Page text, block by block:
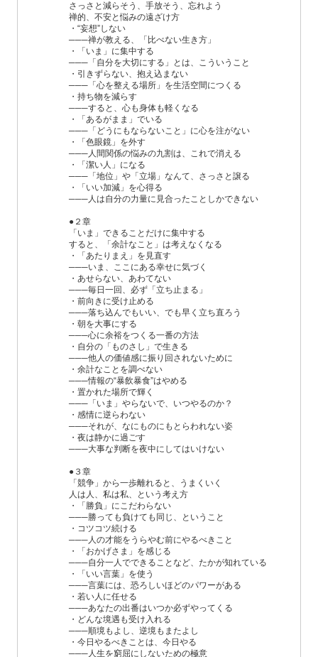
さっさと減らそう、手放そう、忘れよう
禅的、不安と悩みの遠ざけ方
・“妄想”しない
───禅が教える、「比べない生き方」
・「いま」に集中する
───「自分を大切にする」とは、こういうこと
・引きずらない、抱え込まない
───「心を整える場所」を生活空間につくる
・持ち物を減らす
───すると、心も身体も軽くなる
・「あるがまま」でいる
───「どうにもならないこと」に心を注がない
・「色眼鏡」を外す
───人間関係の悩みの九割は、これで消える
・「潔い人」になる
───「地位」や「立場」なんて、さっさと譲る
・「いい加減」を心得る
───人は自分の力量に見合ったことしかできない
●２章
「いま」できることだけに集中する
すると、「余計なこと」は考えなくなる
・「あたりまえ」を見直す
───いま、ここにある幸せに気づく
・あせらない、あわてない
───毎日一回、必ず「立ち止まる」
・前向きに受け止める
───落ち込んでもいい、でも早く立ち直ろう
・朝を大事にする
───心に余裕をつくる一番の方法
・自分の「ものさし」で生きる
───他人の価値感に振り回されないために
・余計なことを調べない
───情報の“暴飲暴食”はやめる
・置かれた場所で輝く
───「いま」やらないで、いつやるのか？
・感情に逆らわない
───それが、なにものにもとらわれない姿
・夜は静かに過ごす
───大事な判断を夜中にしてはいけない
●３章
「競争」から一歩離れると、うまくいく
人は人、私は私、という考え方
・「勝負」にこだわらない
───勝っても負けても同じ、ということ
・コツコツ続ける
───人の才能をうらやむ前にやるべきこと
・「おかげさま」を感じる
───自分一人でできることなど、たかが知れている
・「いい言葉」を使う
───言葉には、恐ろしいほどのパワーがある
・若い人に任せる
───あなたの出番はいつか必ずやってくる
・どんな境遇も受け入れる
───順境もよし、逆境もまたよし
・今日やるべきことは、今日やる
───人生を窮屈にしないための極意